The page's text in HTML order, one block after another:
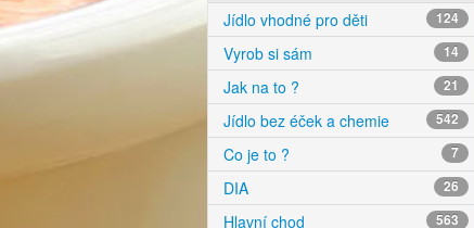
Jídlo vhodné pro děti 124
Vyrob si sám 14
Jak na to ? 21
Jídlo bez éček a chemie 542
Co je to ? 7
DIA 26
Hlavní chod 563